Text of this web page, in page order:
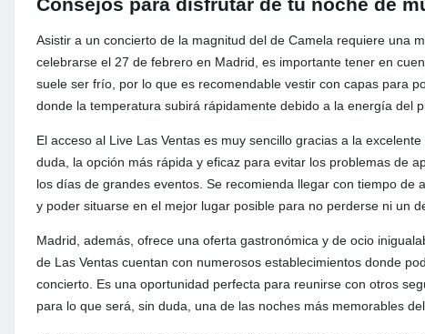
Asistir a un concierto de la magnitud del de Camela requiere una
celebrarse el 27 de febrero en Madrid, es importante tener en
suele ser frío, por lo que es recomendable vestir con capas para
donde la temperatura subirá rápidamente debido a la energía del
El acceso al Live Las Ventas es muy sencillo gracias a la
duda, la opción más rápida y eficaz para evitar los problemas de
los días de grandes eventos. Se recomienda llegar con tiempo
y poder situarse en el mejor lugar posible para no perderse ni un
Madrid, además, ofrece una oferta gastronómica y de ocio
de Las Ventas cuentan con numerosos establecimientos donde
concierto. Es una oportunidad perfecta para reunirse con otros
para lo que será, sin duda, una de las noches más memorables del